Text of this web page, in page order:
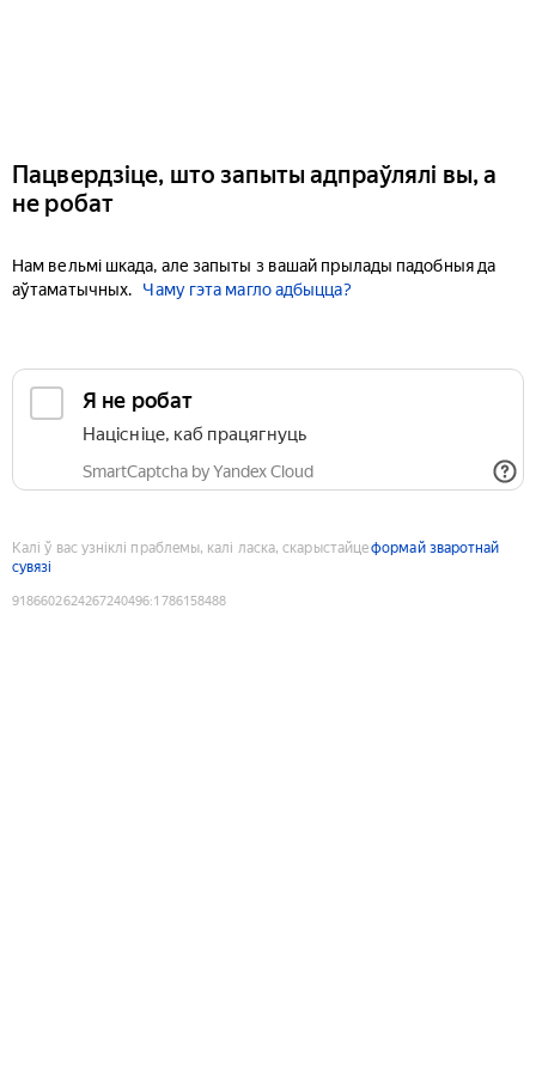
Пацвердзіце, што запыты адпраўлялі вы, а
не робат
Нам вельмі шкада, але запыты з вашай прылады падобныя да
аўтаматычных.
Чаму гэта магло адбыцца?
Я не робат
Націсніце, каб працягнуць
SmartCaptcha by Yandex Cloud
Калі ў вас узніклі праблемы, калі ласка, скарыстайцеформай зваротнай
сувязі
9186602624267240496:1786158488